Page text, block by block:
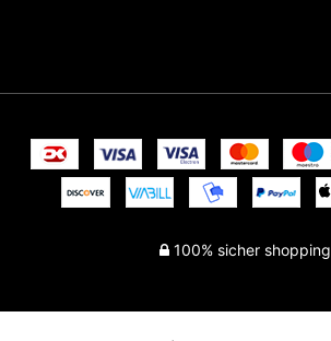
100% sicher shopping